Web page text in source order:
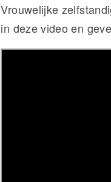
Vrouwelijke
in deze video en